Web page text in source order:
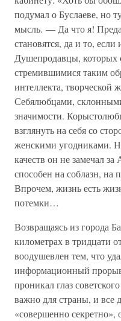
подумал о Буслаеве, но
мысль. — Да что я!
становятся, да и то, если
Душепродавцы, которых
стремившимися таким
интеллекта, творческой
Себялюбцами,
значимости.
взглянуть на себя со
женскими угодниками.
качеств он не замечал
способен на соблазн, на
Впрочем, жизнь есть
потемки…
Возвращаясь из города
километрах в тридцати
воодушевлен тем, что
информационный
проникал глаз
важно для страны, и все
«совершенно